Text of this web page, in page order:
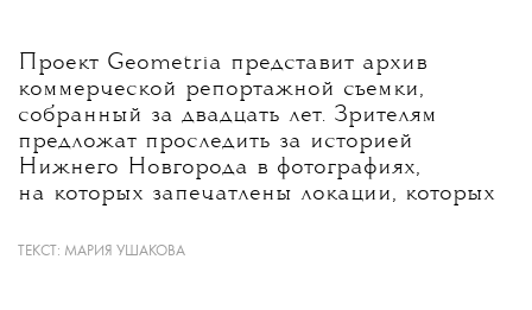
Проект Geometria представит архив
коммерческой репортажной съемки,
собранный за двадцать лет. Зрителям
предложат проследить за историей
Нижнего Новгорода в фотографиях,
на которых запечатлены локации, которых
ТЕКСТ: МАРИЯ УШАКОВА